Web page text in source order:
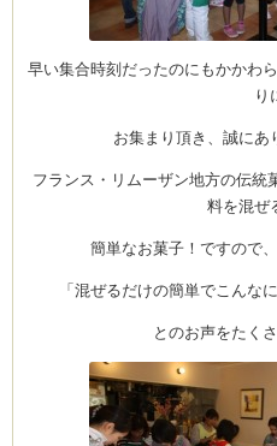
早い集合時刻だったのにもかかわ
り
お集まり頂き、誠にあ
フランス・リムーザン地方の伝統
料を混ぜ
簡単なお菓子！ですので
「混ぜるだけの簡単でこんな
とのお声をたく